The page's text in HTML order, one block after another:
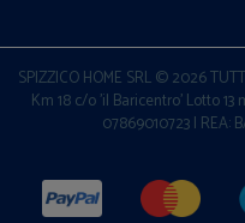
SPIZZICO HOME SRL © 2026
Km 18 c/o 'il Baricentro' Lotto 13
07869010723 | REA: